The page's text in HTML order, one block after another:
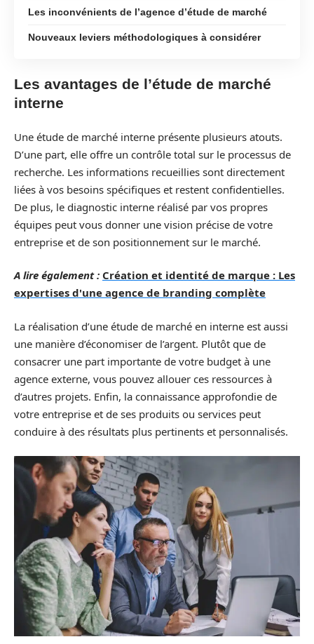
Les inconvénients de l’agence d’étude de marché
Nouveaux leviers méthodologiques à considérer
Les avantages de l’étude de marché
interne
Une étude de marché interne présente plusieurs atouts.
D’une part, elle offre un contrôle total sur le processus de
recherche. Les informations recueillies sont directement
liées à vos besoins spécifiques et restent confidentielles.
De plus, le diagnostic interne réalisé par vos propres
équipes peut vous donner une vision précise de votre
entreprise et de son positionnement sur le marché.
A lire également : Création et identité de marque : Les
expertises d'une agence de branding complète
La réalisation d’une étude de marché en interne est aussi
une manière d’économiser de l’argent. Plutôt que de
consacrer une part importante de votre budget à une
agence externe, vous pouvez allouer ces ressources à
d’autres projets. Enfin, la connaissance approfondie de
votre entreprise et de ses produits ou services peut
conduire à des résultats plus pertinents et personnalisés.